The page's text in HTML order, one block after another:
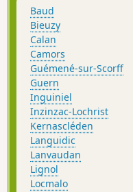
Baud
Bieuzy
Calan
Camors
Guémené-sur-Scorff
Guern
Inguiniel
Inzinzac-Lochrist
Kernascléden
Languidic
Lanvaudan
Lignol
Locmalo